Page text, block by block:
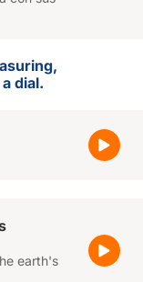
dial.
earth's